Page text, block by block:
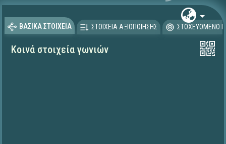
ΒΑΣΙΚΑ ΣΤΟΙΧΕΙΑ ΣΤΟΙΧΕΙΑ ΑΞΙΟΠΟΙΗΣΗΣ ΣΤΟΧΕΥΟΜΕΝΟ
Κοινά στοιχεία γωνιών